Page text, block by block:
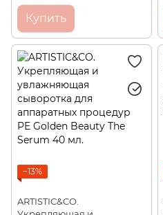
Купить
−13%
ARTISTIC&CO.